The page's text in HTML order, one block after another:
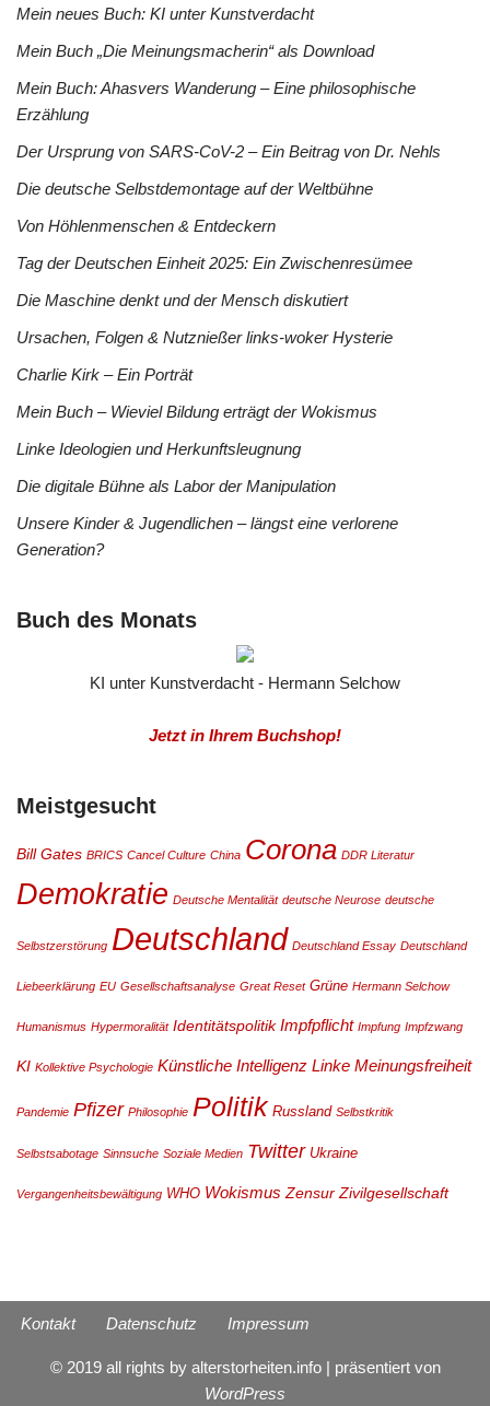
Mein neues Buch: KI unter Kunstverdacht
Mein Buch „Die Meinungsmacherin“ als Download
Mein Buch: Ahasvers Wanderung – Eine philosophische
Erzählung
Der Ursprung von SARS-CoV-2 – Ein Beitrag von Dr. Nehls
Die deutsche Selbstdemontage auf der Weltbühne
Von Höhlenmenschen & Entdeckern
Tag der Deutschen Einheit 2025: Ein Zwischenresümee
Die Maschine denkt und der Mensch diskutiert
Ursachen, Folgen & Nutznießer links-woker Hysterie
Charlie Kirk – Ein Porträt
Mein Buch – Wieviel Bildung erträgt der Wokismus
Linke Ideologien und Herkunftsleugnung
Die digitale Bühne als Labor der Manipulation
Unsere Kinder & Jugendlichen – längst eine verlorene
Generation?
Buch des Monats
KI unter Kunstverdacht - Hermann Selchow
Jetzt in Ihrem Buchshop!
Meistgesucht
Bill Gates BRICS Cancel Culture China Corona DDR Literatur
Demokratie Deutsche Mentalität deutsche Neurose deutsche
Selbstzerstörung Deutschland Deutschland Essay Deutschland
Liebeerklärung EU Gesellschaftsanalyse Great Reset Grüne Hermann Selchow
Humanismus Hypermoralität Identitätspolitik Impfpflicht Impfung Impfzwang
KI Kollektive Psychologie Künstliche Intelligenz Linke Meinungsfreiheit
Pandemie Pfizer Philosophie Politik Russland Selbstkritik
Selbstsabotage Sinnsuche Soziale Medien Twitter Ukraine
Vergangenheitsbewältigung WHO Wokismus Zensur Zivilgesellschaft
Kontakt Datenschutz Impressum
© 2019 all rights by alterstorheiten.info | präsentiert von
WordPress